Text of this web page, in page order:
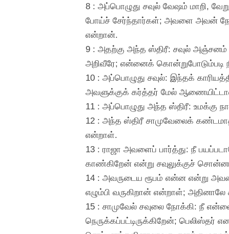
8 : அப்பொழுது சவுல் வேஷம் மாறி,
போய்ச் சேர்ந்தார்கள்; அவளை அவன்
என்றான்.
9 : அதற்கு அந்த ஸ்திரீ: சவுல் அஞ்சனம்
அறிவீரே; என்னைக்
10 : அப்பொழுது சவுல்: இந்தக்
அவளுக்குக் கர்த்தர் மேல்
11 : அப்பொழுது அந்த ஸ்திரீ:
12 : அந்த ஸ்திரீ சாமுவேலைக்
என்றாள்.
13 : ராஜா அவளைப் பார்த்து: நீ
காண்கிறேன் என்று சவுலுக்குச்
14 : அவருடைய ரூபம் என்ன என்று
எழும்பி வருகிறான் என்றாள்;
15 : சாமுவேல் சவுலை நோக்கி: நீ
நெருக்கப்பட்டிருக்கிறேன்;